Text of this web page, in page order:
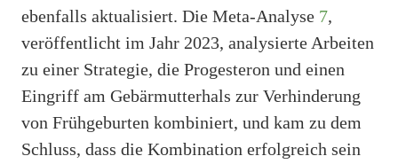
ebenfalls aktualisiert. Die Meta-Analyse 7,
veröffentlicht im Jahr 2023, analysierte Arbeiten
zu einer Strategie, die Progesteron und einen
Eingriff am Gebärmutterhals zur Verhinderung
von Frühgeburten kombiniert, und kam zu dem
Schluss, dass die Kombination erfolgreich sein